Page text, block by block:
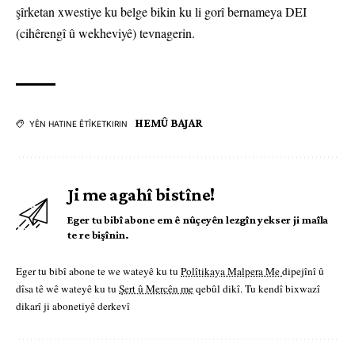
şîrketan xwestiye ku belge bikin ku li gorî bernameya DEI
(cihêrengî û wekheviyê) tevnagerin.
YÊN HATINE ÊTÎKETKIRIN HEMÛ BAJAR
Ji me agahî bistîne!
Eger tu bibî abone em ê nûçeyên lezgîn yekser ji maîla
te re bişînin.
Eger tu bibî abone te we wateyê ku tu Polîtikaya Malpera Medipejînî û
dîsa tê wê wateyê ku tu Şert û Mercên meqebûl dikî. Tu kendî bixwazî
dikarî ji abonetiyê derkevî